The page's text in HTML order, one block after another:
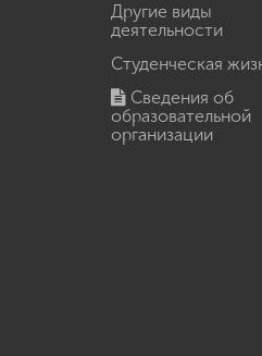
Другие виды
деятельности
Студенческая
Сведения об
образовательной
организации